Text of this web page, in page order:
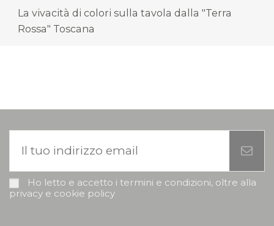
La vivacità di colori sulla tavola dalla "Terra
Rossa" Toscana
Ho letto e accetto i termini e condizioni, oltre alla
privacy e cookie policy